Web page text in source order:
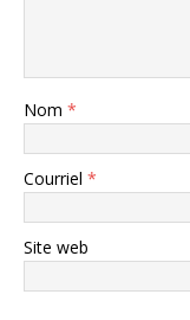
Nom *
Courriel *
Site web